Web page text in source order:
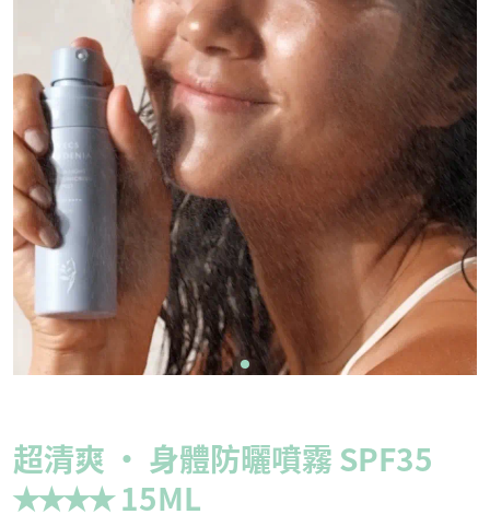
超清爽 · 身體防曬噴霧 SPF35
✭✭✭✭ 15ML